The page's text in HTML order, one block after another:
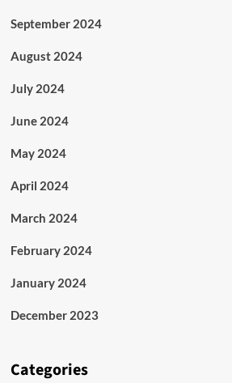
September 2024
August 2024
July 2024
June 2024
May 2024
April 2024
March 2024
February 2024
January 2024
December 2023
Categories